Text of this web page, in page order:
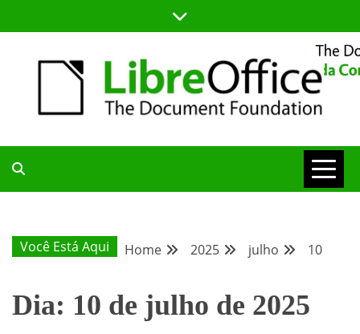
to
BLOG DA
COMUNIDADE
BRASILEIRA
Você Está Aqui Home 2025 julho 10
Dia: 10 de julho de 2025